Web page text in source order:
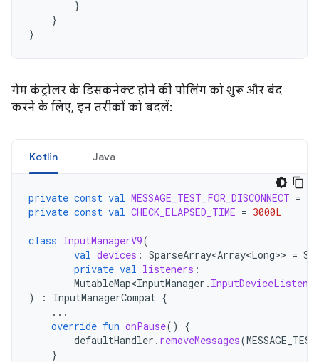
}
}
}
गेम कंट्रोलर के डिसकनेक्ट होने की पोलिंग को शुरू और बंद
करने के लिए, इन तरीकों को बदलें:
Kotlin Java
private const val MESSAGE_TEST_FOR_DISCONNECT =
private const val CHECK_ELAPSED_TIME = 3000L
class InputManagerV9(
val devices : SparseArray<Array<Long>> =
private val listeners :
MutableMap<InputManager . InputDeviceListener
)
: InputManagerCompat {
...
override fun onPause()
{
defaultHandler . removeMessages(
}